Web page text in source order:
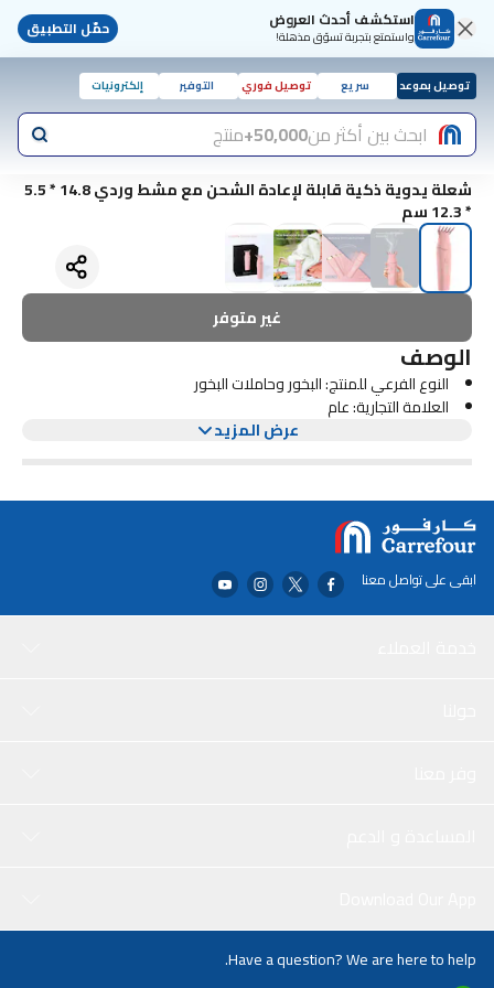
استكشف أحدث العروض
واستمتع بتجربة تسوّق مذهلة! حمّل التطبيق
توصيل بموعد سريع توصيل فوري التوفير إلكترونيات
ابحث بين أكثر من50,000+ منتج
شعلة يدوية ذكية قابلة لإعادة الشحن مع مشط وردي 14.8 * 5.5
* 12.3 سم
غير متوفر
الوصف
النوع الفرعي للمنتج: البخور وحاملات البخور
العلامة التجارية: عام
عرض المزيد
ابقى على تواصل معنا
Have a question? We are here to help.